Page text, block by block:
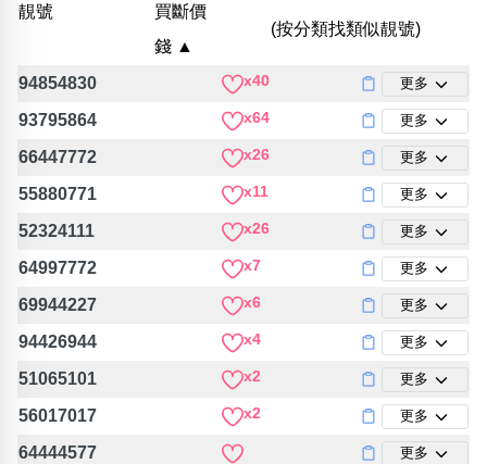
生日分類
易經六四卦象
清除全部分類
搜尋
靚號
買斷價
錢 ▲
(按分類找類似靚號)
94854830 x40 更多
93795864 x64 更多
66447772 x26 更多
55880771 x11 更多
52324111 x26 更多
64997772 x7 更多
69944227 x6 更多
94426944 x4 更多
51065101 x2 更多
56017017 x2 更多
64444577 更多